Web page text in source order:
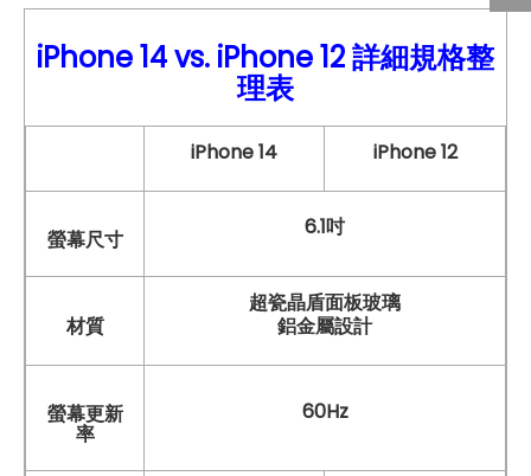
iPhone 14 vs. iPhone12詳細規格整
理表
iPhone 14 iPhone 12
螢幕尺寸 6.1吋
材質
超瓷晶盾面板玻璃
鋁金屬設計
螢幕更新
率
60Hz